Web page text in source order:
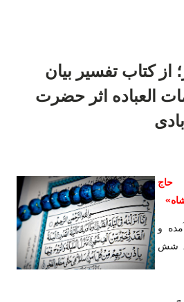
کتاب تفسیر بیان‌
العباده اثر حضرت
و
شش